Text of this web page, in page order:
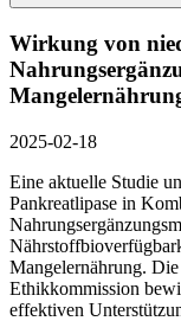
Wirkung von
2025-02-18
Eine aktuelle Studie
Pankreatlipase in
Mangelernährung.
Ethikkommission
effektiven